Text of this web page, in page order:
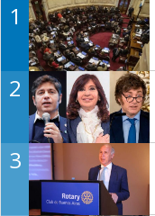
1
2
3